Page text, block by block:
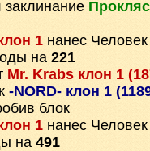
заклинание
1 нанес
на 221
Mr. Krabs клон 1
-NORD- клон 1
блок
1 нанес
на 491